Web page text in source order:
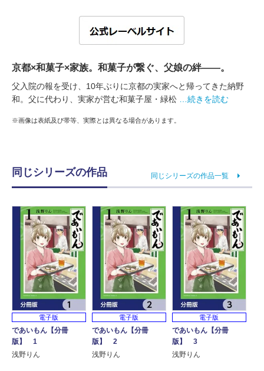
京都×和菓子×家族。和菓子が繋ぐ、父娘の絆――。
父入院の報を受け、10年ぶりに京都の実家へと帰ってきた納野
和。父に代わり、実家が営む和菓子屋・緑松
…続きを読む
※画像は表紙及び帯等、実際とは異なる場合があります。
同じシリーズの作品 同じシリーズの作品一覧
電子版
であいもん【分冊
版】 1
浅野りん
電子版
であいもん【分冊
版】 2
浅野りん
電子版
であいもん【分冊
版】 3
浅野りん